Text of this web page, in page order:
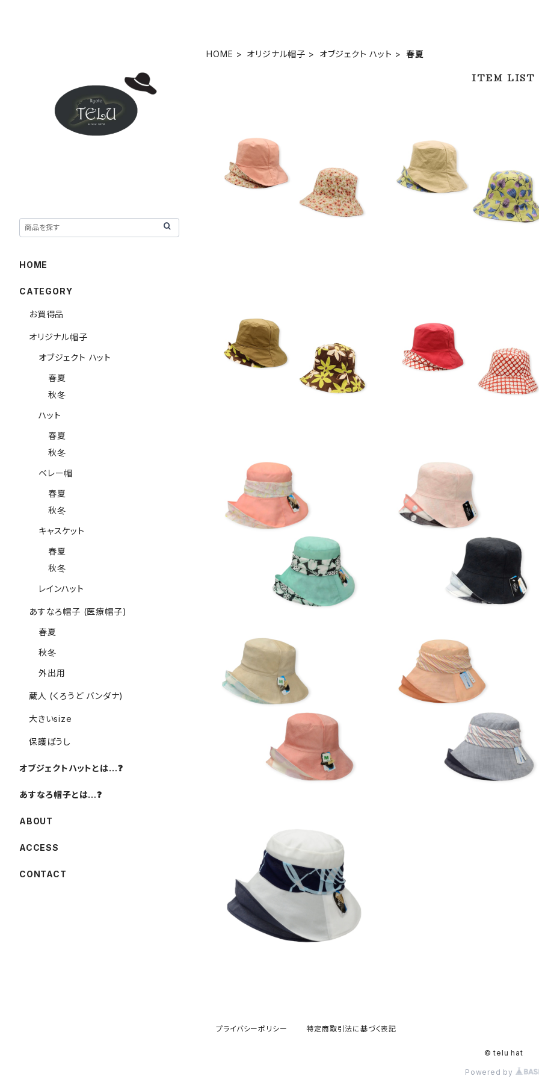
HOME オリジナル帽子 オブジェクト ハット 春夏
ITEM LIST
(M) オブジェクトハット レイン OD-
14507
¥8,800
(M) オブジェクトハット レイン OO-
14507Be
¥8,800
SOLD OUT
(M) オブジェクトハット レイン 19-1
4507 khaki
¥8,800
(M) オブジェクトハット レイン 17-1
4507
¥8,800
(M) オブジェクトハット (春夏) WL-1
4718
¥13,200
(M) オブジェクトハット (春夏) 14-14
¥13,200
(M) オブジェクトハット (春夏) 14-14
¥13,200
(M) オブジェクトハット (春夏) 16-14
¥13,200
(M) オブジェクトハット (春夏) 17-14
710
¥13,200
HOME
CATEGORY
お買得品
オリジナル帽子
オブジェクト ハット
春夏
秋冬
ハット
春夏
秋冬
ベレー帽
春夏
秋冬
キャスケット
春夏
秋冬
レインハット
あすなろ帽子 (医療帽子)
春夏
秋冬
外出用
蔵人 (くろうど バンダナ)
大きいsize
保護ぼうし
オブジェクトハットとは…❓️
あすなろ帽子とは…❓️
ABOUT
ACCESS
CONTACT
プライバシーポリシー 特定商取引法に基づく表記
© telu hat
Powered by